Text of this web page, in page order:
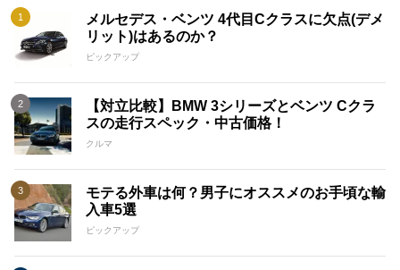
メルセデス・ベンツ 4代目Cクラスに欠点(デメ
リット)はあるのか？
ピックアップ
【対立比較】BMW 3シリーズとベンツ Cクラ
スの走行スペック・中古価格！
クルマ
モテる外車は何？男子にオススメのお手頃な輸
入車5選
ピックアップ